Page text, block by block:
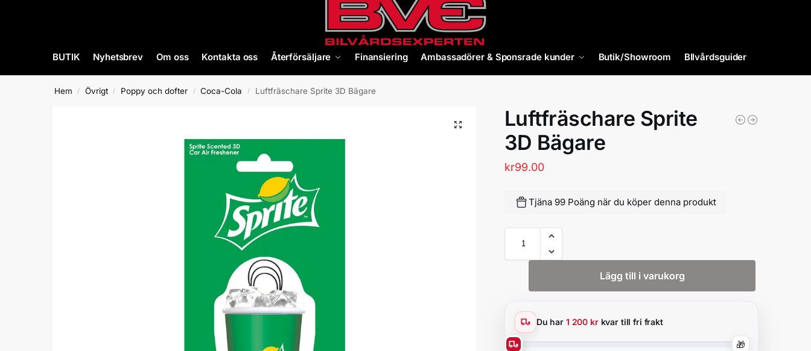
BUTIK Nyhetsbrev Om oss Kontakta oss Återförsäljare Finansiering Ambassadörer & Sponsrade kunder Butik/Showroom BIlvårdsguider
Hem / Övrigt / Poppy och dofter / Coca-Cola / Luftfräschare Sprite 3D Bägare
Luftfräschare Sprite
3D Bägare
kr99.00
Tjäna 99 Poäng när du köper denna produkt
Lägg till i varukorg
Du har 1 200 krkvar till fri frakt
🎁